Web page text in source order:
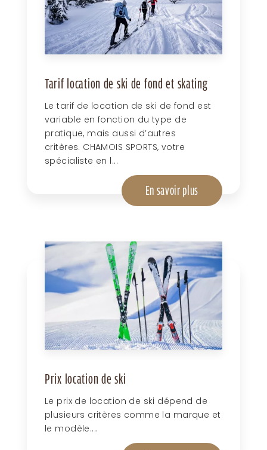
Tarif location de ski de fond et skating
Le tarif de location de ski de fond est
variable en fonction du type de
pratique, mais aussi d’autres
critères. CHAMOIS SPORTS, votre
spécialiste en l...
En savoir plus
Prix location de ski
Le prix de location de ski dépend de
plusieurs critères comme la marque et
le modèle....